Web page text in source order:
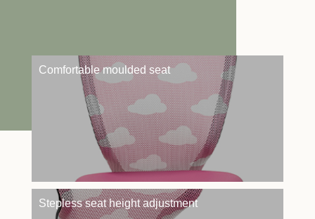
Comfortable moulded seat
Stepless seat height adjustment